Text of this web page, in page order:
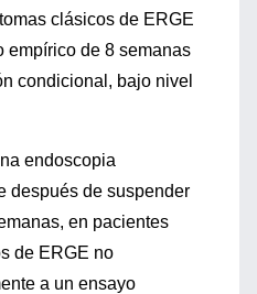
clásicos de ERGE
empírico de 8 semanas
condicional, bajo nivel
endoscopia
después de suspender
en pacientes
de ERGE no
a un ensayo